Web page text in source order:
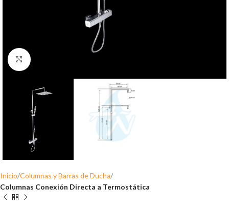
Click para ampliar
Inicio Columnas y Barras de Ducha
Columnas Conexión Directa a Termostática